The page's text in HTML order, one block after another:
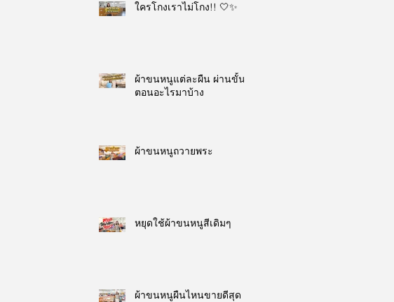
ใครโกงเราไม่โกง!! 🤍✨
ผ้าขนหนูแต่ละผืน ผ่านขั้น
ตอนอะไรมาบ้าง
ผ้าขนหนูถวายพระ
หยุดใช้ผ้าขนหนูสีเดิมๆ
ผ้าขนหนูผืนไหนขายดีสุด